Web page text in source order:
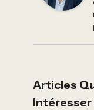
Articles
Intéresser